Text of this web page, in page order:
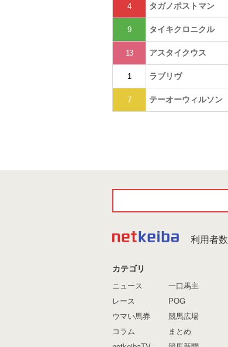
4 タガノポストマン
9 タイキクロニクル
13 アスタイクウス
1 ラブリヴ
7 テーオーウィルソン
利用者数
カテゴリ
ニュース
レース
ウマい馬券
コラム
一口馬主
POG
競馬広場
まとめ